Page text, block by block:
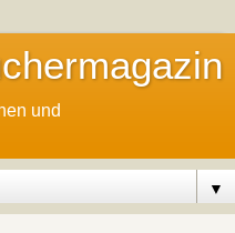
und
▼